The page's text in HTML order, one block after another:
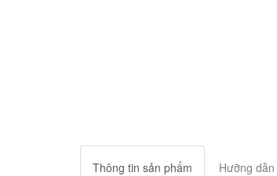
Thông tin sản phẩm Hưỡng